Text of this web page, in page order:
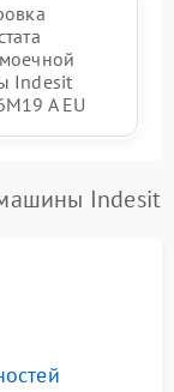
Indesit
A EU
Indesit